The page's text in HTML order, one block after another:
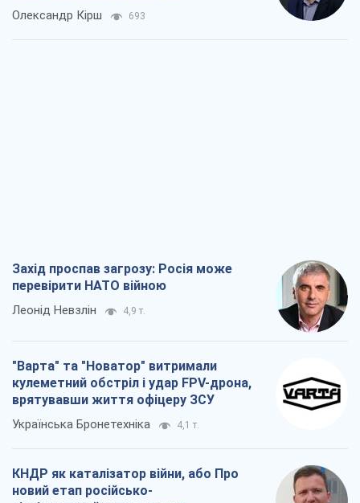
Олександр Кірш 693
Захід проспав загрозу: Росія може
перевірити НАТО війною
Леонід Невзлін 4,9 т.
"Варта" та "Новатор" витримали
кулеметний обстріл і удар FPV-дрона,
врятувавши життя офіцеру ЗСУ
Українська Бронетехніка 4,1 т.
КНДР як каталізатор війни, або Про
новий етап російсько-